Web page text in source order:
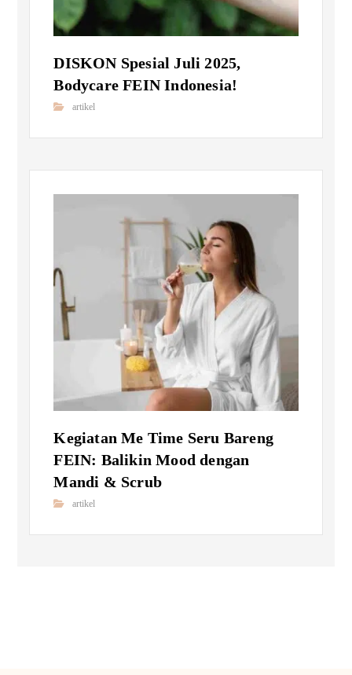
DISKON Spesial Juli 2025,
Bodycare FEIN Indonesia!
artikel
Kegiatan Me Time Seru Bareng
FEIN: Balikin Mood dengan
Mandi & Scrub
artikel